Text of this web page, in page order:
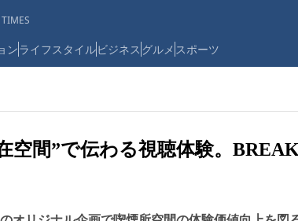
ンライフスタイルビジネス グルメ スポーツ
空間”で伝わる視聴体験。